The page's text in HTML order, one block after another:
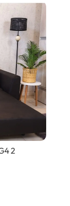
2